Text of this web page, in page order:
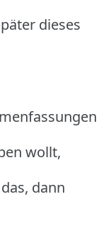
dieses
wollt,
dann